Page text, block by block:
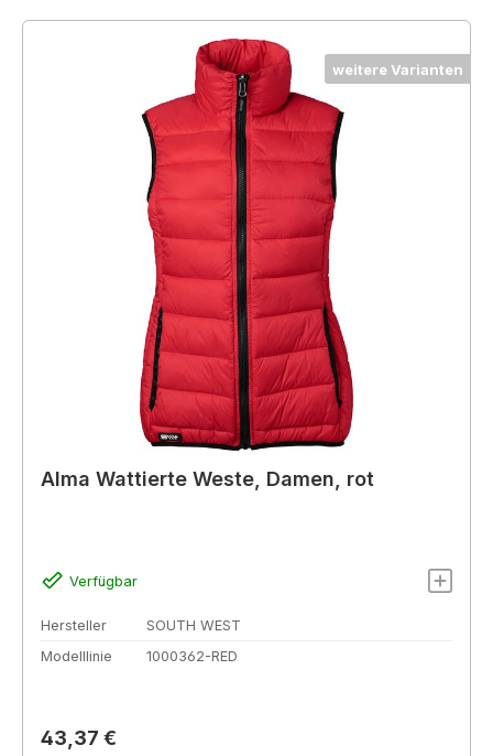
weitere Varianten
Alma Wattierte Weste, Damen, rot
Verfügbar
Hersteller
SOUTH WEST
Modelllinie
1000362-RED
Regulärer Preis:
43,37 €